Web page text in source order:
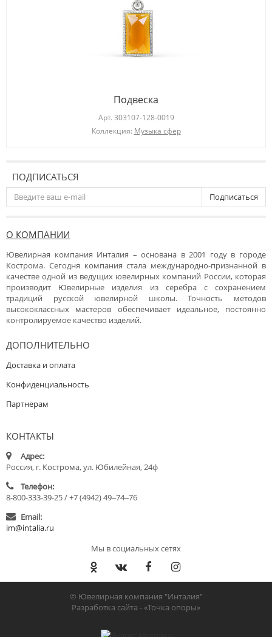
Подвеска
Арт. 303107-128-0019
Коллекция: Музыка сфер
ПОДПИСАТЬСЯ
Подписаться
О КОМПАНИИ
Ювелирная компания Инталия – основана в 2001 году в городе
Кострома. Сегодня компания стала международно-признанной в
качестве одной из ведущих ювелирных компаний России, которая
производит Ювелирные изделия из серебра с сохранением
традиций русской ювелирной школы. Точность методов
высококлассных мастеров обеспечивает идеальное, постоянно
контролируемое качество изделий.
ДОПОЛНИТЕЛЬНО
Доставка и оплата
Конфиденциальность
Партнерам
КОНТАКТЫ
Адрес:
Россия, г. Кострома, ул. Юбилейная, 24ф
Телефон:
8-800-333-39-25 / +7 (4942) 49‒74‒76
Email:
im@intalia.ru
Мы в социальных сетях
© Ювелирная компания "Инталия"
Разработка сайта -«Точка опоры»